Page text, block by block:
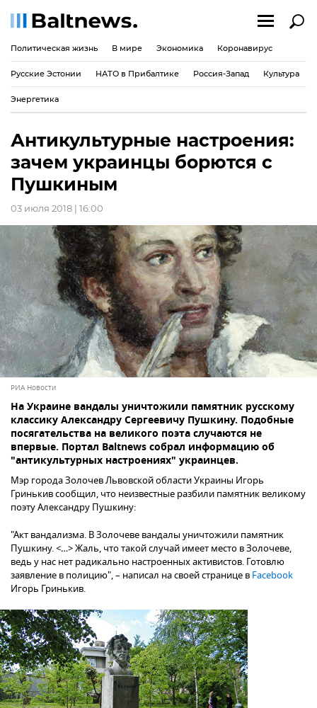
Политическая жизнь В мире Экономика Коронавирус
Русские Эстонии НАТО в Прибалтике Россия-Запад Культура
Энергетика
Антикультурные настроения:
зачем украинцы борются с
Пушкиным
03 июля 2018 | 16:00
РИА Новости
На Украине вандалы уничтожили памятник русскому
классику Александру Сергеевичу Пушкину. Подобные
посягательства на великого поэта случаются не
впервые. Портал Baltnews собрал информацию об
"антикультурных настроениях" украинцев.
Мэр города Золочев Львовской области Украины Игорь
Гринькив сообщил, что неизвестные разбили памятник великому
поэту Александру Пушкину:
"Акт вандализма. В Золочеве вандалы уничтожили памятник
Пушкину. <…> Жаль, что такой случай имеет место в Золочеве,
ведь у нас нет радикально настроенных активистов. Готовлю
заявление в полицию", – написал на своей странице в Facebook
Игорь Гринькив.